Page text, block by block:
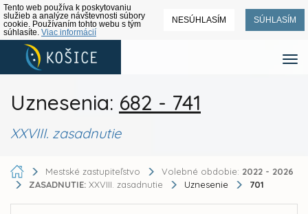
Tento web používa k poskytovaniu
služieb a analýze návštevnosti súbory
cookie. Používaním tohto webu s tým
súhlasíte. Viac informácií
NESÚHLASÍM SÚHLASÍM
Uznesenia: 682 - 741
XXVIII. zasadnutie
Mestské zastupiteľstvo Volebné obdobie: 2022 - 2026
ZASADNUTIE: XXVIII. zasadnutie Uznesenie 701